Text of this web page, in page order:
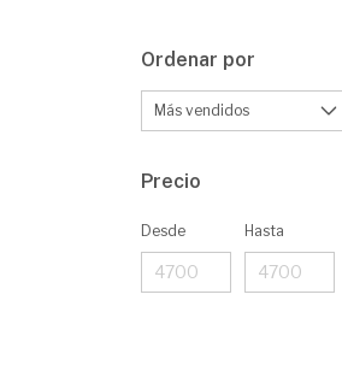
Ordenar por
Precio
Desde Hasta